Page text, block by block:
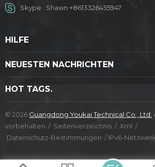
Skype : Shawn +8613326455947
HILFE
NEUESTEN NACHRICHTEN
HOT TAGS.
© 2026 Guangdong Youkai Technical Co., Ltd.
vorbehalten. / Seitenverzeichnis / Xml /
Datenschutz-Bestimmungen /IPv6-